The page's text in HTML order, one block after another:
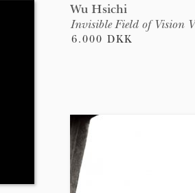
Wu Hsichi
Invisible Field of Vision V
6.000 DKK